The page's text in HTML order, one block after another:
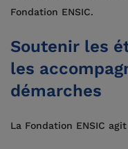
Fondation ENSIC.
Soutenir les
les
démarches
La Fondation ENSIC